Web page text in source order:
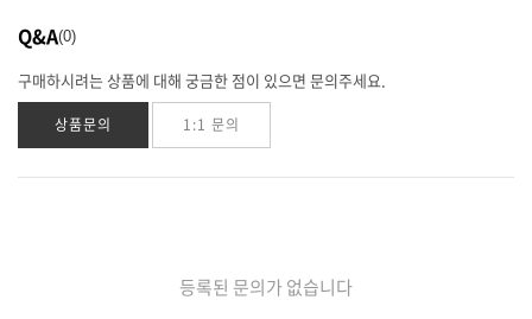
Q&A 0
구매하시려는 상품에 대해 궁금한 점이 있으면 문의주세요.
상품문의 1:1 문의
등록된 문의가 없습니다